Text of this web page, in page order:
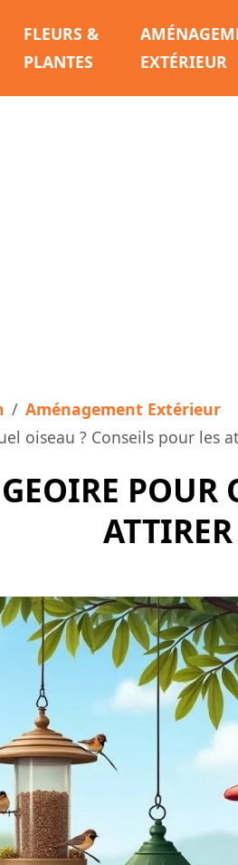
FLEURS &
PLANTES
EXTÉRIEUR
Aménagement Extérieur
oiseau ? Conseils pour les
POUR